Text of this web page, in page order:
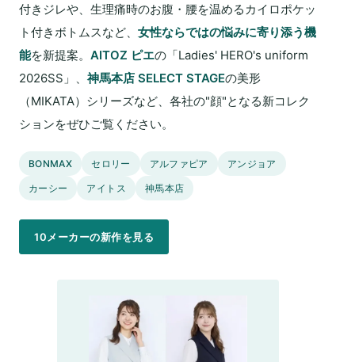
付きジレや、生理痛時のお腹・腰を温めるカイロポケッ
ト付きボトムスなど、 女性ならではの悩みに寄り添う機
能を新提案。 AITOZ ピエの「Ladies' HERO's uniform
2026SS」、 神馬本店 SELECT STAGEの美形
（MIKATA）シリーズなど、各社の"顔"となる新コレク
ションをぜひご覧ください。
BONMAX セロリー アルファピア アンジョア
カーシー アイトス 神馬本店
10メーカーの新作を見る